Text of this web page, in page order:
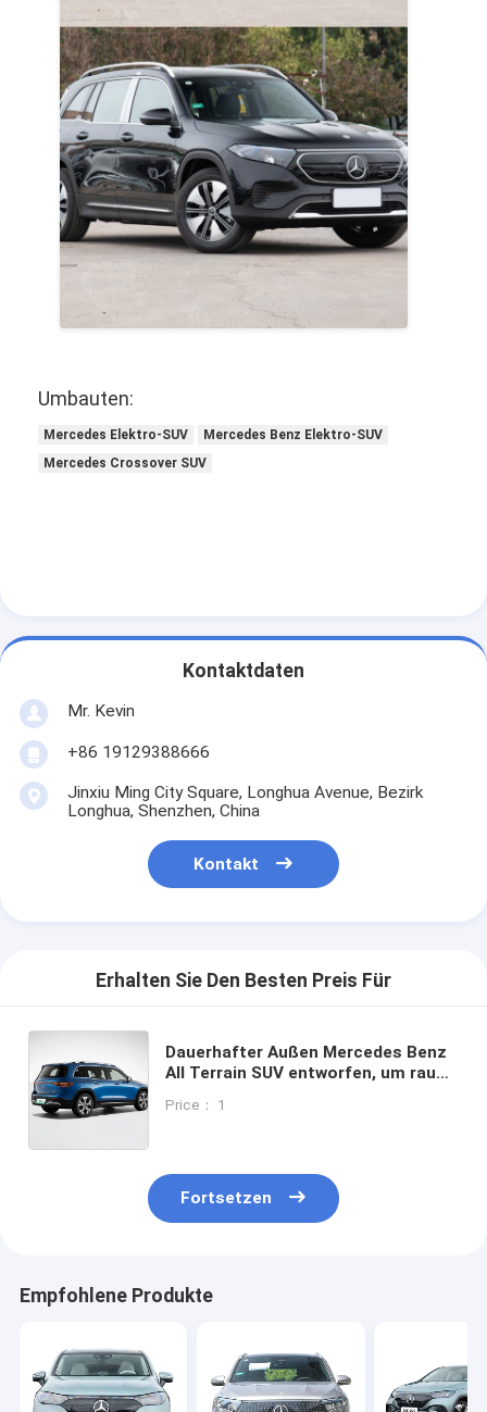
Umbauten:
Mercedes Elektro-SUV
Mercedes Benz Elektro-SUV
Mercedes Crossover SUV
Kontaktdaten
Mr. Kevin
+86 19129388666
Jinxiu Ming City Square, Longhua Avenue, Bezirk
Longhua, Shenzhen, China
Kontakt
Erhalten Sie Den Besten Preis Für
Dauerhafter Außen Mercedes Benz
All Terrain SUV entworfen, um rauen
industrielle Umgebungen zu
Price： 1
Fortsetzen
Empfohlene Produkte